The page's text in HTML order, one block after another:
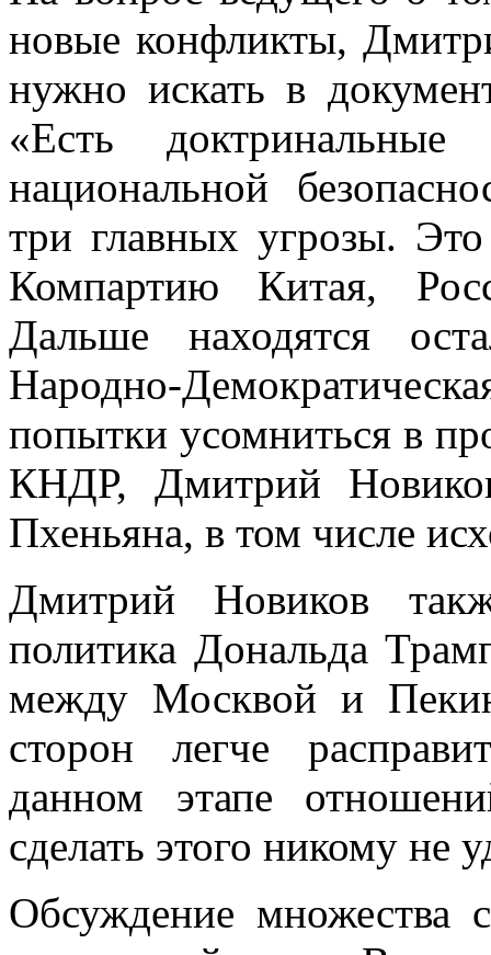
новые конфликты,
нужно искать в
«Есть доктринальные
национальной
три главных угрозы.
Компартию Китая,
Дальше находятся
Народно-
попытки усомниться в
КНДР, Дмитрий
Пхеньяна, в том числе
Дмитрий Новиков
политика Дональда
между Москвой и
сторон легче
данном этапе
сделать этого никому не
Обсуждение множества